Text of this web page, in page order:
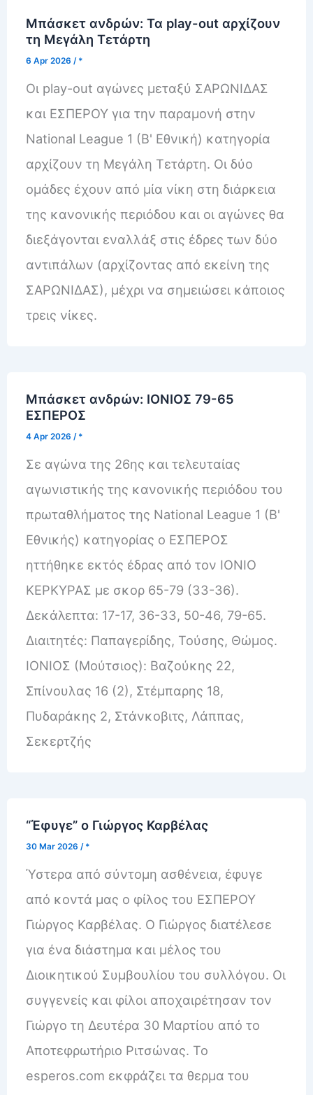
Μπάσκετ ανδρών: Τα play-out αρχίζουν
τη Μεγάλη Τετάρτη
6 Apr 2026/ *
Οι play-out αγώνες μεταξύ ΣΑΡΩΝΙΔΑΣ
και ΕΣΠΕΡΟΥ για την παραμονή στην
National League 1 (Β' Εθνική) κατηγορία
αρχίζουν τη Μεγάλη Τετάρτη. Οι δύο
ομάδες έχουν από μία νίκη στη διάρκεια
της κανονικής περιόδου και οι αγώνες θα
διεξάγονται εναλλάξ στις έδρες των δύο
αντιπάλων (αρχίζοντας από εκείνη της
ΣΑΡΩΝΙΔΑΣ), μέχρι να σημειώσει κάποιος
τρεις νίκες.
Μπάσκετ ανδρών: ΙΟΝΙΟΣ 79-65
ΕΣΠΕΡΟΣ
4 Apr 2026/ *
Σε αγώνα της 26ης και τελευταίας
αγωνιστικής της κανονικής περιόδου του
πρωταθλήματος της National League 1 (Β'
Εθνικής) κατηγορίας ο ΕΣΠΕΡΟΣ
ηττήθηκε εκτός έδρας από τον ΙΟΝΙΟ
ΚΕΡΚΥΡΑΣ με σκορ 65-79 (33-36).
Δεκάλεπτα: 17-17, 36-33, 50-46, 79-65.
Διαιτητές: Παπαγερίδης, Τούσης, Θώμος.
ΙΟΝΙΟΣ (Μούτσιος): Βαζούκης 22,
Σπίνουλας 16 (2), Στέμπαρης 18,
Πυδαράκης 2, Στάνκοβιτς, Λάππας,
Σεκερτζής
“Έφυγε” ο Γιώργος Καρβέλας
30 Mar 2026/ *
Ύστερα από σύντομη ασθένεια, έφυγε
από κοντά μας ο φίλος του ΕΣΠΕΡΟΥ
Γιώργος Καρβέλας. Ο Γιώργος διατέλεσε
για ένα διάστημα και μέλος του
Διοικητικού Συμβουλίου του συλλόγου. Οι
συγγενείς και φίλοι αποχαιρέτησαν τον
Γιώργο τη Δευτέρα 30 Μαρτίου από το
Αποτεφρωτήριο Ριτσώνας. To
esperos.com εκφράζει τα θερμα του